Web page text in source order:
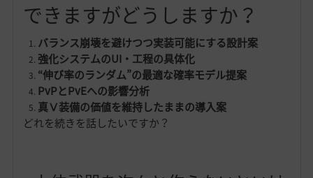
できますがどうしますか？
バランス崩壊を避けつつ実装可能にする設計案
強化システムのUI・工程の具体化
“伸び率のランダム”の最適な確率モデル提案
PvPとPvEへの影響分析
真Ⅴ装備の価値を維持したままの導入案
どれを続きを話したいですか？